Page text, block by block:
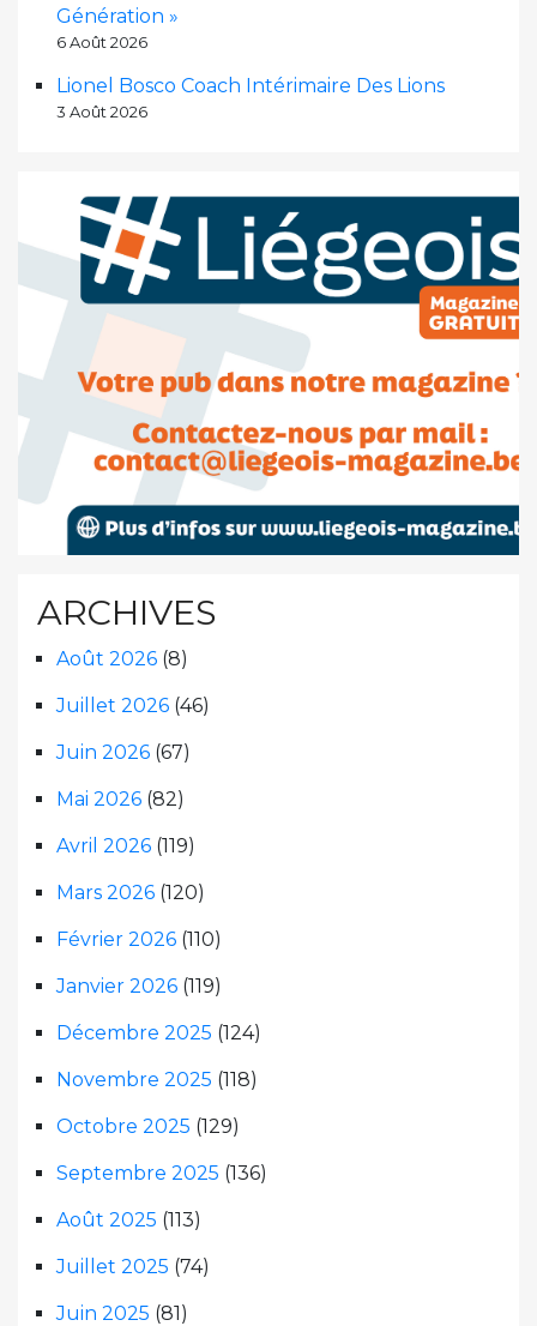
Génération »
6 Août 2026
Lionel Bosco Coach Intérimaire Des Lions
3 Août 2026
ARCHIVES
Août 2026 (8)
Juillet 2026 (46)
Juin 2026 (67)
Mai 2026 (82)
Avril 2026 (119)
Mars 2026 (120)
Février 2026 (110)
Janvier 2026 (119)
Décembre 2025 (124)
Novembre 2025 (118)
Octobre 2025 (129)
Septembre 2025 (136)
Août 2025 (113)
Juillet 2025 (74)
Juin 2025 (81)